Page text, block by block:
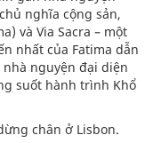
nghĩa cộng sản,
và Via Sacra – một
nhất của Fatima dẫn
nguyện đại diện
suốt hành trình Khổ
chân ở Lisbon.